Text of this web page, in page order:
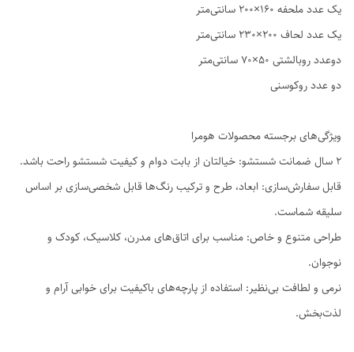
یک عدد ملحفه ۱۶۰×۲۰۰ سانتی‌متر
یک عدد لحاف ۲۰۰×۲۳۰ سانتی‌متر
دوعدد روبالشتی ۵۰×۷۰ سانتی‌متر
دو عدد روکوسنی
ویژگی‌های برجسته محصولات هومرا
۲ سال ضمانت شستشو: خیالتان از بابت دوام و کیفیت شستشو راحت باشد.
قابل سفارش‌سازی: ابعاد، طرح و ترکیب رنگ‌ها قابل شخصی‌سازی بر اساس
سلیقه شماست.
طراحی متنوع و خاص: مناسب برای اتاق‌های مدرن، کلاسیک، کودک و
نوجوان.
نرمی و لطافت بی‌نظیر: استفاده از پارچه‌های باکیفیت برای خوابی آرام و
لذت‌بخش.